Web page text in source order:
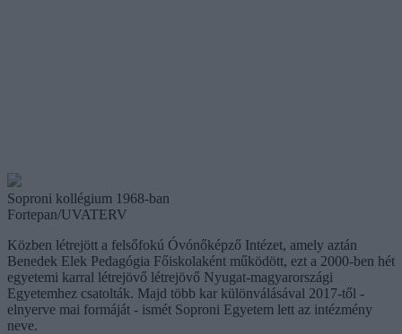
Soproni kollégium 1968-ban
Fortepan/UVATERV
Közben létrejött a felsőfokú Óvónőképző Intézet, amely aztán
Benedek Elek Pedagógia Főiskolaként működött, ezt a 2000-ben hét
egyetemi karral létrejövő létrejövő Nyugat-magyarországi
Egyetemhez csatolták. Majd több kar különválásával 2017-től -
elnyerve mai formáját - ismét Soproni Egyetem lett az intézmény
neve.